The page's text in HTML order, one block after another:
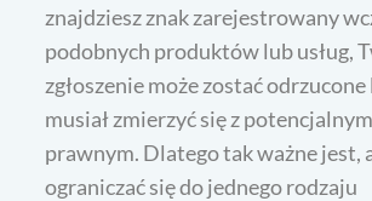
znajdziesz znak zarejestrowany
podobnych produktów lub usług,
zgłoszenie może zostać
musiał zmierzyć się z
prawnym. Dlatego tak ważne jest,
ograniczać się do jednego rodzaju